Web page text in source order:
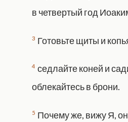
в четвертый год
3 Готовьте щиты и
4 седлайте коней и
облекайтесь в брони.
5 Почему же, вижу Я,